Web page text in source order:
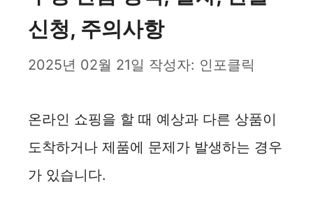
신청, 주의사항
2025년 02월 21일 작성자: 인포클릭
온라인 쇼핑을 할 때 예상과 다른 상품이
도착하거나 제품에 문제가 발생하는 경우
가 있습니다.